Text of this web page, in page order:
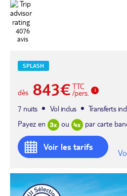
4076
avis
SPLASH
dès 843€ TTC
/pers.
7 nuits
Vol inclus Transferts
Payez en
ou par carte
Voir les tarifs